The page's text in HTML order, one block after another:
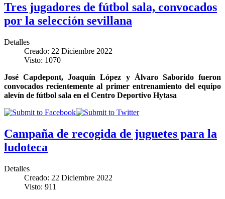
Tres jugadores de fútbol sala, convocados
por la selección sevillana
Detalles
Creado: 22 Diciembre 2022
Visto: 1070
José Capdepont, Joaquín López y Álvaro Saborido fueron
convocados recientemente al primer entrenamiento del equipo
alevín de fútbol sala en el Centro Deportivo Hytasa
Campaña de recogida de juguetes para la
ludoteca
Detalles
Creado: 22 Diciembre 2022
Visto: 911